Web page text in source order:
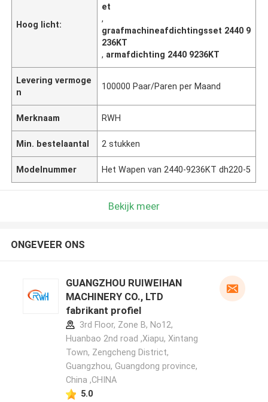
Hoog licht:
et
,
graafmachineafdichtingsset 2440 9
236KT
, armafdichting 2440 9236KT
Levering vermoge
n
100000 Paar/Paren per Maand
Merknaam RWH
Min. bestelaantal 2 stukken
Modelnummer Het Wapen van 2440-9236KT dh220-5
Bekijk meer
ONGEVEER ONS
GUANGZHOU RUIWEIHAN
MACHINERY CO., LTD
fabrikant profiel
3rd Floor, Zone B, No12,
Huanbao 2nd road ,Xiapu, Xintang
Town, Zengcheng District,
Guangzhou, Guangdong province,
China ,CHINA
5.0